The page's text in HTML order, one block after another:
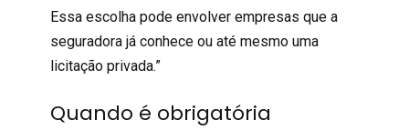
Essa escolha pode envolver empresas que a
seguradora já conhece ou até mesmo uma
licitação privada.”
Quando é obrigatória